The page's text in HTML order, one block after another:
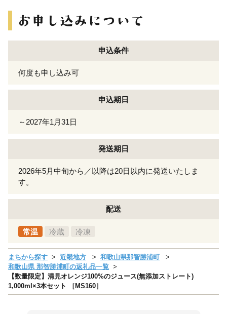
申込条件
何度も申し込み可
申込期日
～2027年1月31日
発送期日
2026年5月中旬から／以降は20日以内に発送いたしま
す。
配送
常温 冷蔵 冷凍
まちから探す 近畿地方
和歌山県那智勝浦町
和歌山県 那智勝浦町の返礼品一覧
【数量限定】清見オレンジ100%のジュース(無添加ストレート)
1,000ml×3本セット ［MS160］